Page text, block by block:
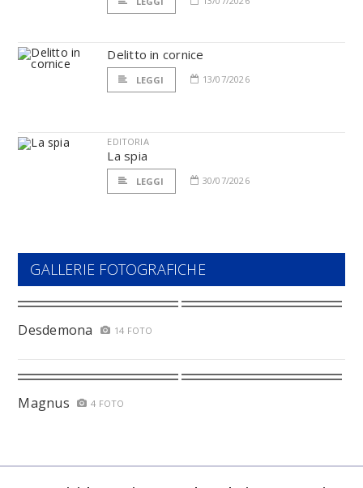
Delitto in cornice
LEGGI 13/07/2026
EDITORIA
La spia
LEGGI 30/07/2026
GALLERIE FOTOGRAFICHE
Desdemona 14 FOTO
Magnus 4 FOTO